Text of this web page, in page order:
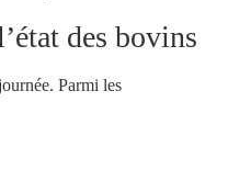
des bovins
Parmi les